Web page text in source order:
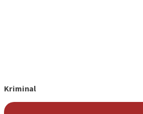
Kriminal